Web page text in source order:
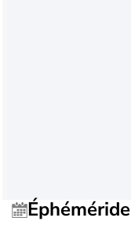
Éphéméride